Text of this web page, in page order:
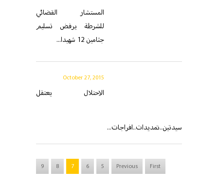
المستشار القضائي
للشرطة يرفض تسليم
جثامين 12 شهيدا...
October 27, 2015
الاحتلال يعتقل
سيدتين..تمديدات..افراجات...
First
Previous
5
6
7
8
9